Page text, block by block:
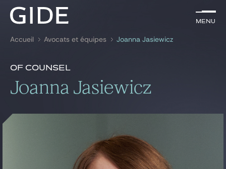
Menu
Rechercher parmots-clés
Menu
Avocats
Expertises
News & insights
Accueil Avocats et équipes Joanna Jasiewicz
Of Counsel
Joanna Jasiewicz
Joanna Jasiewicz Présentation
Présentation
News & insights